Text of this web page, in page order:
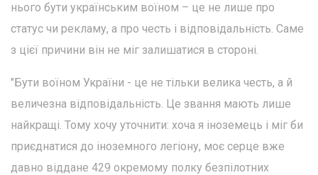
нього бути українським воїном – це не лише про
статус чи рекламу, а про честь і відповідальність. Саме
з цієї причини він не міг залишатися в стороні.
"Бути воїном України - це не тільки велика честь, а й
величезна відповідальність. Це звання мають лише
найкращі. Тому хочу уточнити: хоча я іноземець і міг би
приєднатися до іноземного легіону, моє серце вже
давно віддане 429 окремому полку безпілотних